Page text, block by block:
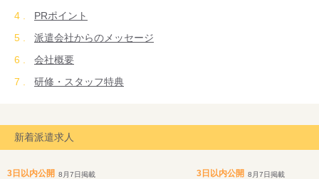
◆リクルートスタッフィングは、「優良派遣事業者認定制度」に
優良派遣事業者として認定を取得しています
PRポイント
派遣会社からのメッセージ
会社概要
研修・スタッフ特典
新着派遣求人
3日以内公開 8月7日掲載 3日以内公開 8月7日掲載